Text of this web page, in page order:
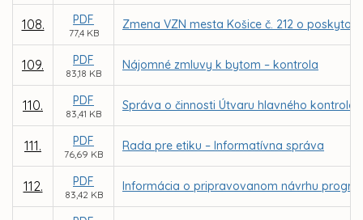
108. PDF
77,4 KB
Zmena VZN mesta Košice č. 212 o
109. PDF
83,18 KB
Nájomné zmluvy k bytom – kontrola
110. PDF
83,41 KB
Správa o činnosti Útvaru hlavného
111. PDF
76,69 KB
Rada pre etiku – Informatívna správa
112. PDF
83,42 KB
Informácia o pripravovanom návrhu